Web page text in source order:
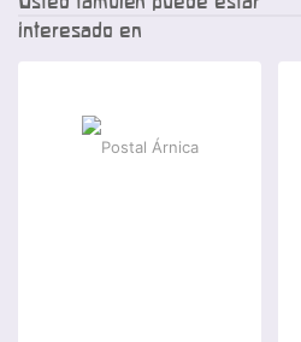
interesado en